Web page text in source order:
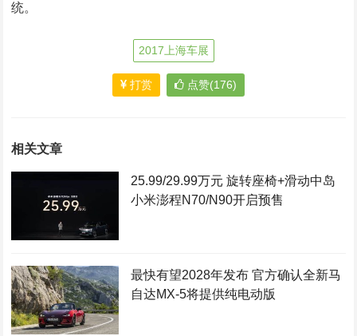
统。
2017上海车展
打赏 点赞(176)
相关文章
25.99/29.99万元 旋转座椅+滑动中岛
小米澎程N70/N90开启预售
最快有望2028年发布 官方确认全新马
自达MX-5将提供纯电动版